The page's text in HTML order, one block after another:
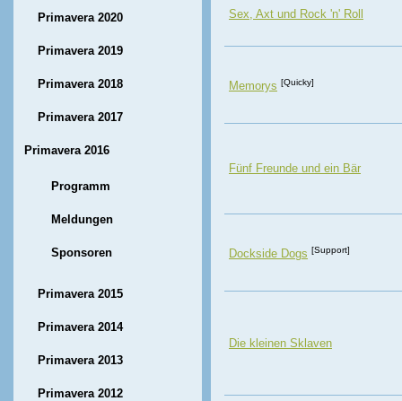
Primavera 2020
Primavera 2019
Primavera 2018
Primavera 2017
Primavera 2016
Programm
Meldungen
Sponsoren
Primavera 2015
Primavera 2014
Primavera 2013
Primavera 2012
Sex, Axt und Rock 'n' Roll
Memorys [Quicky]
Fünf Freunde und ein Bär
Dockside Dogs [Support]
Die kleinen Sklaven